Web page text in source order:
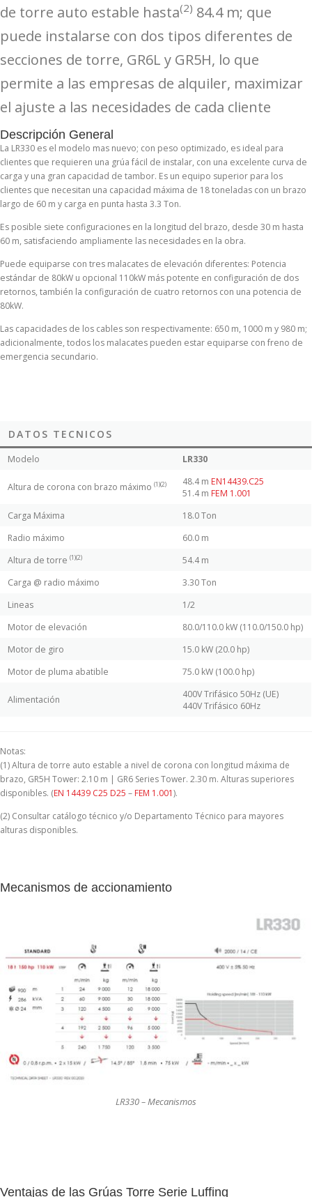
de torre auto estable hasta(2) 84.4 m; que
puede instalarse con dos tipos diferentes de
secciones de torre, GR6L y GR5H, lo que
permite a las empresas de alquiler, maximizar
el ajuste a las necesidades de cada cliente
Descripción General
La LR330 es el modelo mas nuevo; con peso optimizado, es ideal para
clientes que requieren una grúa fácil de instalar, con una excelente curva de
carga y una gran capacidad de tambor. Es un equipo superior para los
clientes que necesitan una capacidad máxima de 18 toneladas con un brazo
largo de 60 m y carga en punta hasta 3.3 Ton.
Es posible siete configuraciones en la longitud del brazo, desde 30 m hasta
60 m, satisfaciendo ampliamente las necesidades en la obra.
Puede equiparse con tres malacates de elevación diferentes: Potencia
estándar de 80kW u opcional 110kW más potente en configuración de dos
retornos, también la configuración de cuatro retornos con una potencia de
80kW.
Las capacidades de los cables son respectivamente: 650 m, 1000 m y 980 m;
adicionalmente, todos los malacates pueden estar equiparse con freno de
emergencia secundario.
DATOS TECNICOS
Modelo LR330
Altura de corona con brazo máximo (1)(2) 48.4 m EN14439.C25
51.4 m FEM 1.001
Carga Máxima
18.0 Ton
Radio máximo
60.0 m
Altura de torre (1)(2)
54.4 m
Carga @ radio máximo
3.30 Ton
Lineas
1/2
Motor de elevación
80.0/110.0 kW (110.0/150.0 hp)
Motor de giro
15.0 kW (20.0 hp)
Motor de pluma abatible
75.0 kW (100.0 hp)
Alimentación
400V Trifásico 50Hz (UE)
440V Trifásico 60Hz
Notas:
(1) Altura de torre auto estable a nivel de corona con longitud máxima de
brazo, GR5H Tower: 2.10 m | GR6 Series Tower. 2.30 m. Alturas superiores
disponibles. (EN 14439 C25 D25 – FEM 1.001).
(2) Consultar catálogo técnico y/o Departamento Técnico para mayores
alturas disponibles.
Mecanismos de accionamiento
LR330 – Mecanismos
Ventajas de las Grúas Torre Serie Luffing